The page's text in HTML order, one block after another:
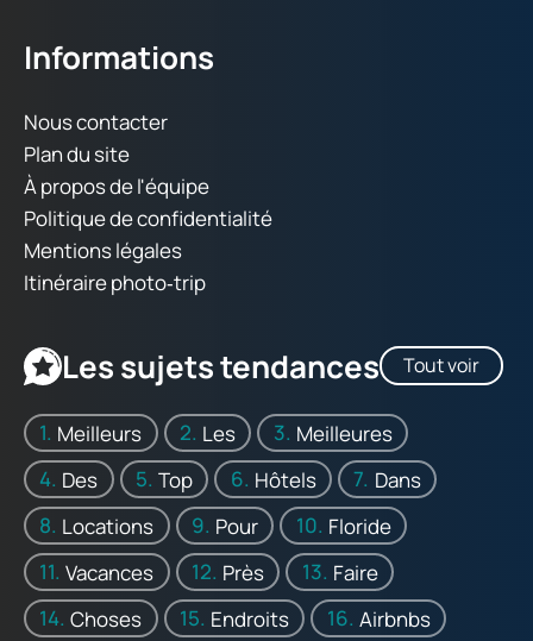
Informations
Nous contacter
Plan du site
À propos de l'équipe
Politique de confidentialité
Mentions légales
Itinéraire photo‑trip
Les sujets tendances Tout voir
Meilleurs Les
Meilleures
Des
Top Hôtels
Dans
Locations
Pour
Floride
Vacances
Près
Faire
Choses
Endroits Airbnbs